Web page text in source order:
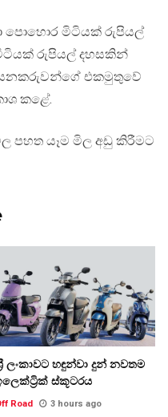
පොහොර මිටියක් රුපියල්
රුපියල් දහසකින්
එකමුතුවේ
කළේ.
පහත යෑම මිල අඩු කිරීමට
ලංකාවට හඳුන්වා දුන් නවතම
ස්කූටරය
Road 3 hours ago